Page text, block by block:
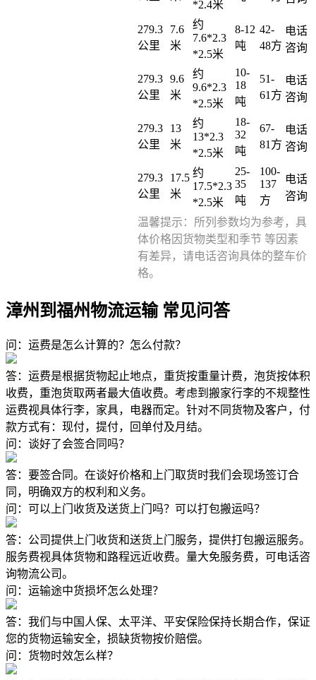
*2.4米
279.3
公里
7.6
米
约
7.6*2.3
*2.5米
8-12
吨
42-
48方
电话
咨询
279.3
公里
9.6
米
约
9.6*2.3
*2.5米
10-
18
吨
51-
61方
电话
咨询
279.3
公里
13
米
约
13*2.3
*2.5米
18-
32
吨
67-
81方
电话
咨询
279.3
公里
17.5
米
约
17.5*2.3
*2.5米
25-
35
吨
100-
137
方
电话
咨询
温馨提示：所列参数均为参考，具
体价格因货物类型和季节 等因素
有差异，请电话咨询具体的整车价
格。
漳州到福州物流运输 常见问答
问：运费是怎么计算的？怎么付款？
答：运费是根据货物起止地点，重货按重量计费，泡货按体积
收费，重泡货取两者最大值收费。考虑到搬家行李的不规整性
运费视具体行李，家具，电器而定。针对不同货物及客户，付
款方式有：现付，提付，回单付及月结。
问：谈好了会签合同吗？
答：要签合同。在谈好价格和上门取货时我们会现场签订合
同，明确双方的权利和义务。
问：可以上门收货及送货上门吗？可以打包搬运吗？
答：公司提供上门收货和送货上门服务，提供打包搬运服务。
服务费视具体货物和路程远近收费。量大免服务费，可电话咨
询物流公司。
问：运输途中货损坏怎么处理？
答：我们与中国人保、太平洋、平安保险保持长期合作，保证
您的货物运输安全，损缺货物按价赔偿。
问：货物时效怎么样？